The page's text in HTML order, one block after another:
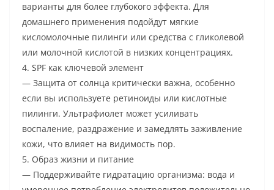
варианты для более глубокого эффекта. Для
домашнего применения подойдут мягкие
кисломолочные пилинги или средства с гликолевой
или молочной кислотой в низких концентрациях.
4. SPF как ключевой элемент
— Защита от солнца критически важна, особенно
если вы используете ретиноиды или кислотные
пилинги. Ультрафиолет может усиливать
воспаление, раздражение и замедлять заживление
кожи, что влияет на видимость пор.
5. Образ жизни и питание
— Поддерживайте гидратацию организма: вода и